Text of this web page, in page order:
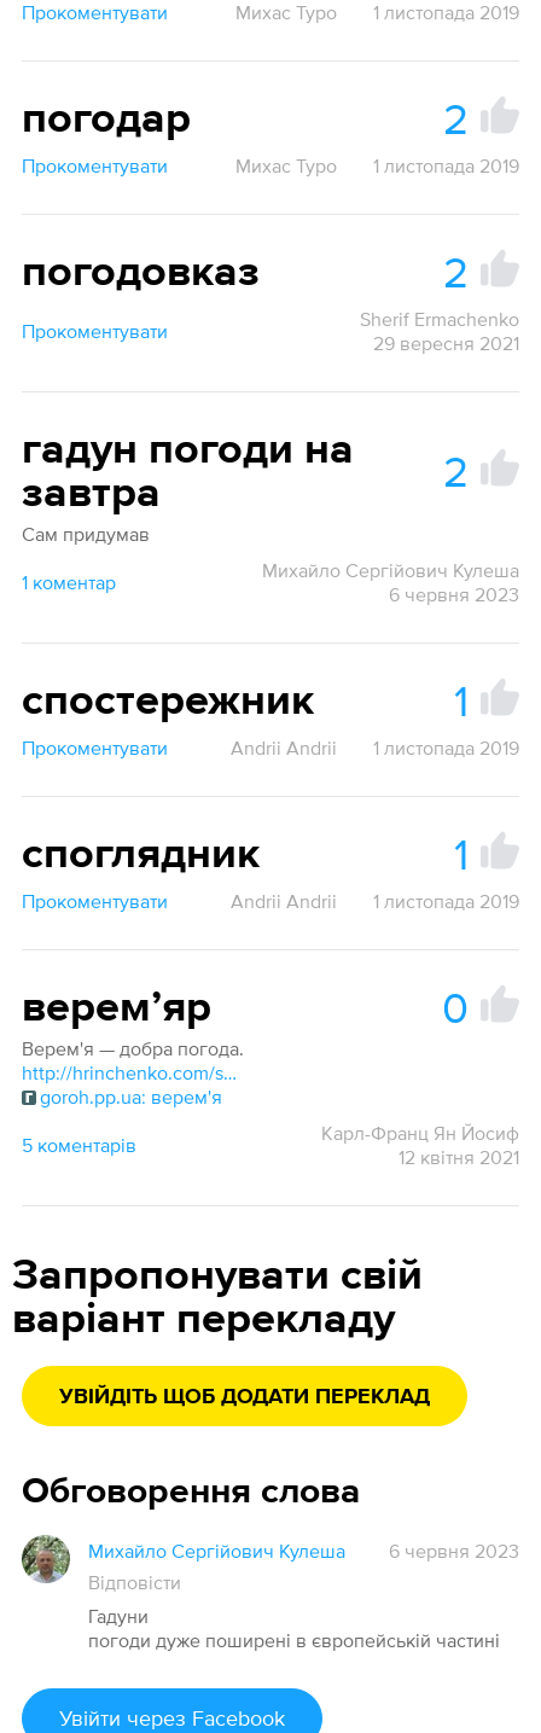
Прокоментувати
Михас Туро 1 листопада 2019
погодар 2
Прокоментувати Михас Туро 1 листопада 2019
погодовказ 2
Прокоментувати
Sherif Ermachenko
29 вересня 2021
гадун погоди на
завтра
2
Сам придумав
1 коментар
Михайло Сергійович Кулеша
6 червня 2023
спостережник 1
Прокоментувати Andrii Andrii 1 листопада 2019
споглядник 1
Прокоментувати Andrii Andrii 1 листопада 2019
веремʼяр 0
Верем'я — добра погода.
http://hrinchenko.com/slovar/znachenie-slova/4521-veremja.html#show_point
goroh.pp.ua: верем'я
5 коментарів
Карл-Франц Ян Йосиф
12 квітня 2021
Запропонувати свій
варіант перекладу
УВІЙДІТЬ ЩОБ ДОДАТИ ПЕРЕКЛАД
Обговорення слова
Михайло Сергійович Кулеша
6 червня 2023
Відповісти
Гадуни
погоди дуже поширені в європейській частині
Увійти через Facebook